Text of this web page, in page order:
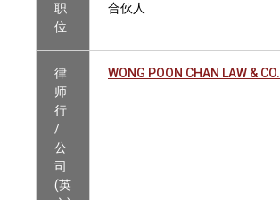
职
位
合伙人
律
师
行
/
公
司
(英
WONG POON CHAN LAW & CO.